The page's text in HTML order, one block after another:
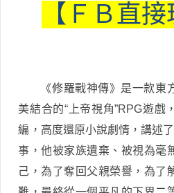
【ＦＢ直
《修羅戰神傳》是一款東
美結合的“上帝視角”RPG遊戲
編，高度還原小說劇情，講述
事，他被家族遺棄、被視為毫
己，為了奪回父親榮譽，為了